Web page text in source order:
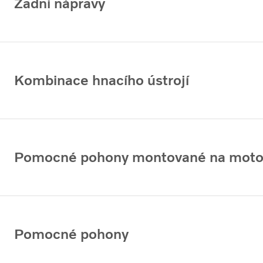
Zadní nápravy
Kombinace hnacího ústrojí
Pomocné pohony montované na
Pomocné pohony